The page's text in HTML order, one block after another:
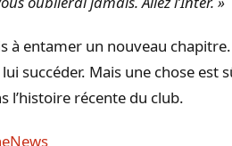
à entamer un nouveau
succéder. Mais une chose est
l’histoire récente du club.